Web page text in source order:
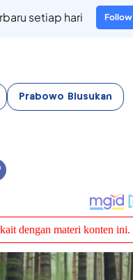
setiap hari Follow
Prabowo Blusukan